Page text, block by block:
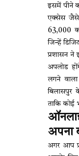
इसमें पीने
एक्सेस जैसे
63,000
जिन्हें
प्रशासन ने
अपलोड
लगने
बिलासपुर
ताकि कोई
अपना
अगर आप